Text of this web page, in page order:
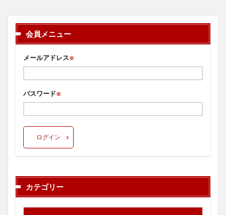
会員メニュー
メールアドレス※
パスワード※
ログイン
カテゴリー